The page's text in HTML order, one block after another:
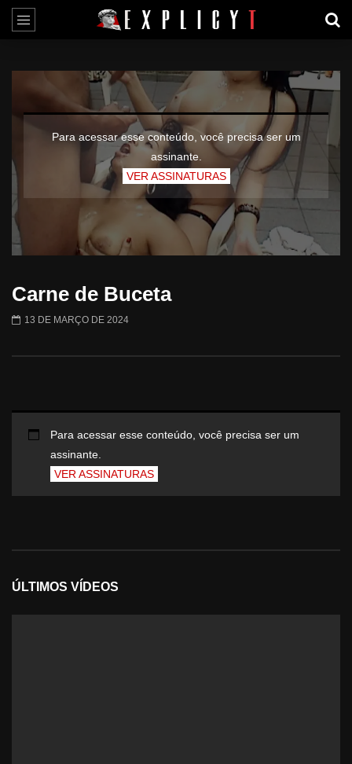
Para acessar esse conteúdo, você precisa ser um
assinante.
VER ASSINATURAS
Carne de Buceta
13 DE MARÇO DE 2024
Para acessar esse conteúdo, você precisa ser um
assinante.
VER ASSINATURAS
ÚLTIMOS VÍDEOS